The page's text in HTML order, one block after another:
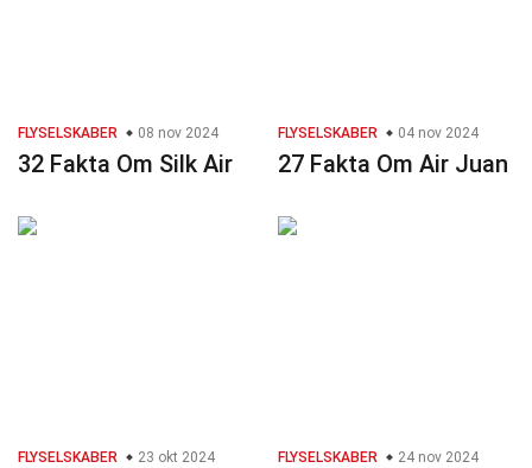
FLYSELSKABER 08 nov 2024
32 Fakta Om Silk Air
FLYSELSKABER 04 nov 2024
27 Fakta Om Air Juan
FLYSELSKABER 23 okt 2024 FLYSELSKABER 24 nov 2024